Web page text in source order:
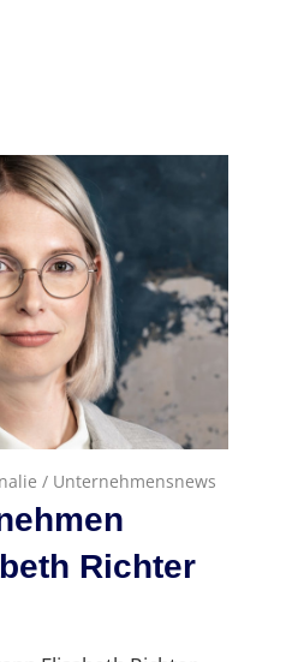
/ Unternehmensnews
Richter